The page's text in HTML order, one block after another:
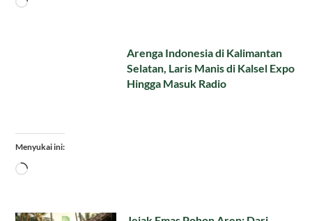
Arenga Indonesia di Kalimantan
Selatan, Laris Manis di Kalsel Expo
Hingga Masuk Radio
Menyukai ini:
Memuat...